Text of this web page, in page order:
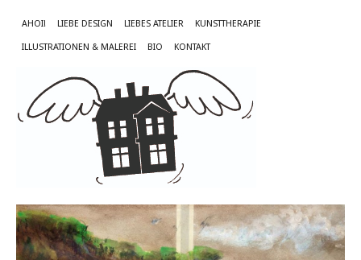
AHOI! LIEBE DESIGN LIEBES ATELIER KUNSTTHERAPIE
ILLUSTRATIONEN & MALEREI BIO KONTAKT